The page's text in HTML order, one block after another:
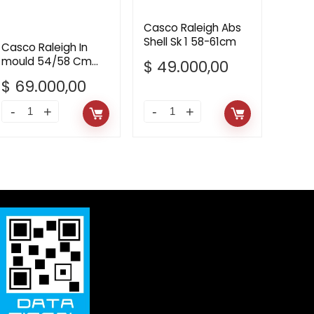
Casco Raleigh In
mould 54/58 Cm
$ 69.000,00
Casco Raleigh Abs
Shell Sk 1 58-61cm
$ 49.000,00